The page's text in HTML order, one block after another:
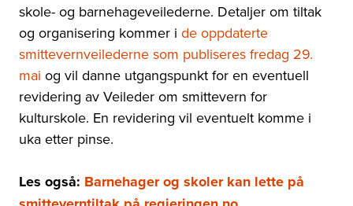
skole- og barnehageveilederne. Detaljer om tiltak
og organisering kommer i de oppdaterte
smittevernveilederne som publiseres fredag 29.
mai og vil danne utgangspunkt for en eventuell
revidering av Veileder om smittevern for
kulturskole. En revidering vil eventuelt komme i
uka etter pinse.
Les også: Barnehager og skoler kan lette på